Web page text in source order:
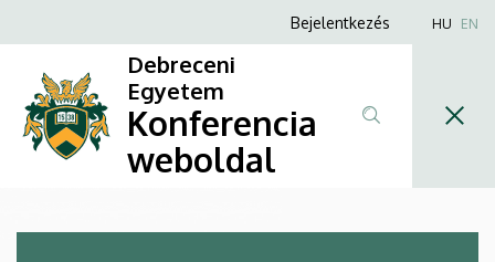
tanulságok
a
tartalomra
Anonim
menüje
Bejelentkezés HU EN
Debreceni
Egyetem
Konferencia
weboldal